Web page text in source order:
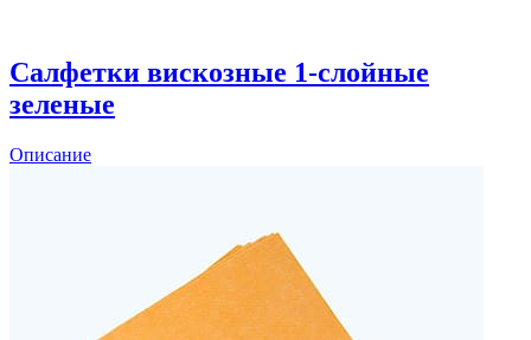
Салфетки вискозные 1-слойные
зеленые
Описание